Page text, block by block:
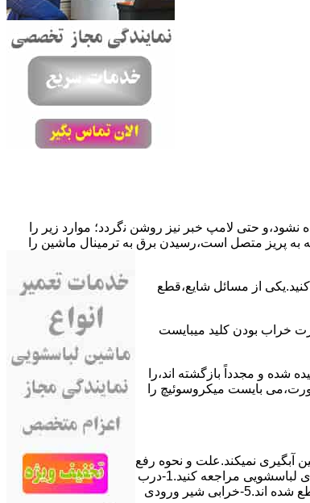
حتی ﻻﻣﭗ ﺧﺒﺮ ﻧﯿﺰ روﺷﻦ ﻧگردد؛ موارد زیر را
است.نحوه رفع:درحالیکه دوﺷﺎﺧﻪ ﺑﻪ ﭘﺮﯾﺰ ﻣﺘﺼﻞ اﺳﺖ،رﺳﯿﺪن ﺑﺮق ﺑﻪ ﺗﺮﻣﯿﻨﺎل ﻣﺎﺷﯿﻦ را
کنید.یکی از مسائل شایع،ﻗﻄﻊ
ﺧﺮاب ﺑﻮدن ﮐﻠﯿﺪ میبایست
و مجدداً بازگشته اند،را
بایست ﻣﯿﮑﺮوﺳﻮﺋﯿﭻ را
آﺑﮕﯿﺮی نمیکند.ﻋﻠﺖ و نحوه رﻓﻊ
مشکل:آبگیری کند ماشین لباسشویی و یا آبگیر نکردن آن می تواند دلایل متفاوتی داشته باشد.برای مطالعه بیشتر می توانید به مشکلات مرتبط با آبگیری لباسشویی مراجعه کنید.1-درب
ﻣﺎﺷﯿﻦ ﺑﺎز اﺳﺖ.2-ﻣﯿﮑﺮوﺳﻮﺋﯿﭻ ﺧﺮاب اﺳﺖ.3-ﻫﯿﺪرواﺳﺘﺎت ﺧﺮاب اﺳﺖ.4-سیمهای راﺑﻂ ﺑﯿﻦ ﮐﻠﯿﺪ ﺗﺎﯾﻤﺮ لباسشویی،ﻣﯿﮑﺮوﺳﻮﺋﯿﭻ،ﻫﯿﺪرواﺳﺘﺎت و ﺷﯿﺮ ﻗﻄﻊ ﺷﺪه اند.5-خرابی شیر ورودی